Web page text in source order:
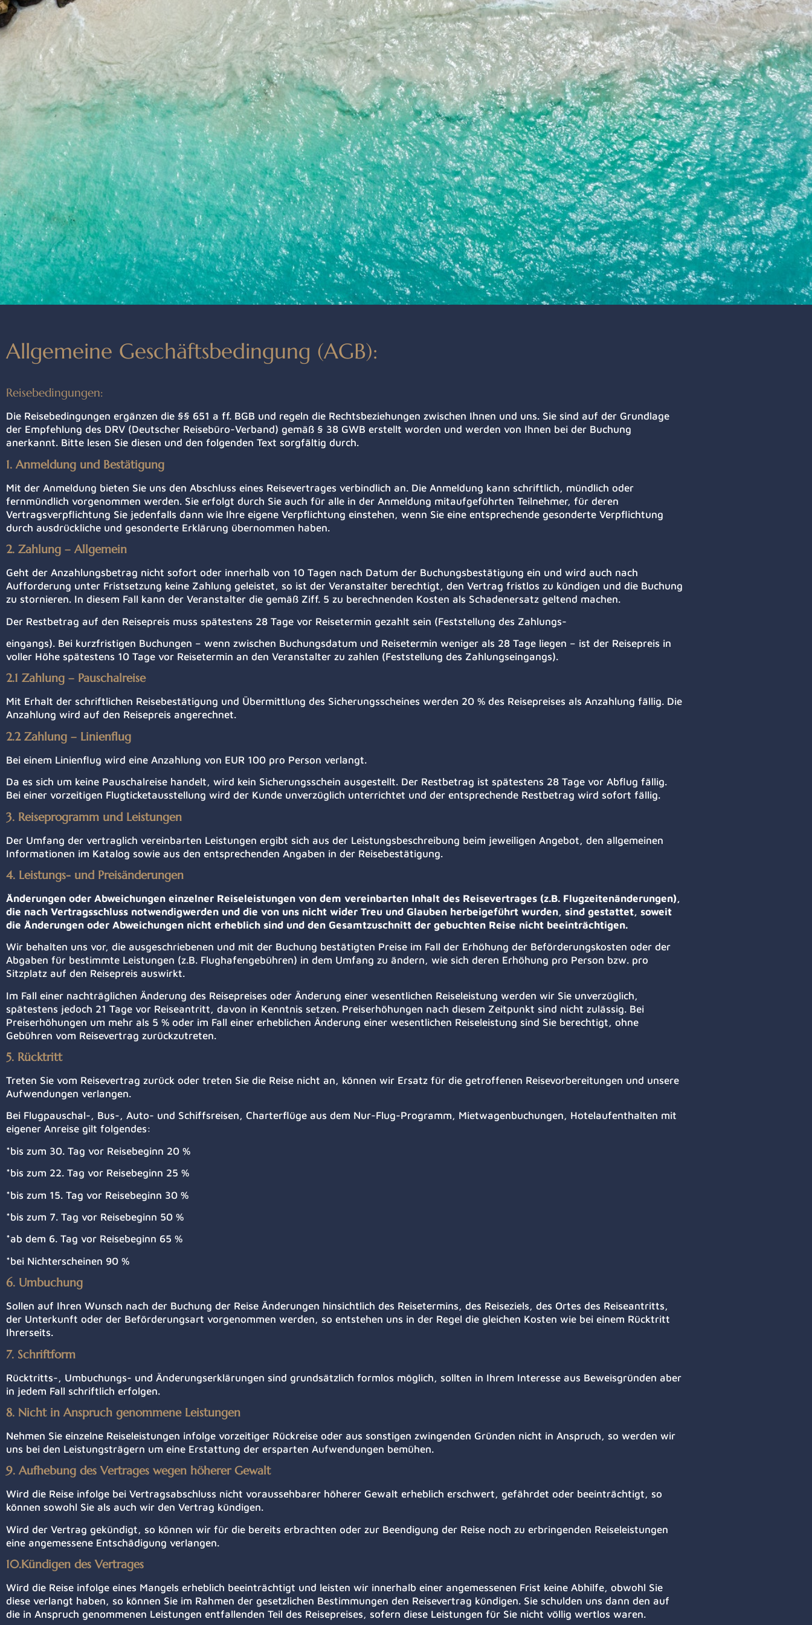
Allgemeine Geschäftsbedingung (AGB):
Reisebedingungen:
Die Reisebedingungen ergänzen die §§ 651 a ff. BGB und regeln die Rechtsbeziehungen zwischen Ihnen und uns. Sie sind auf der Grundlage
der Empfehlung des DRV (Deutscher Reisebüro-Verband) gemäß § 38 GWB erstellt worden und werden von Ihnen bei der Buchung
anerkannt. Bitte lesen Sie diesen und den folgenden Text sorgfältig durch.
1. Anmeldung und Bestätigung
Mit der Anmeldung bieten Sie uns den Abschluss eines Reisevertrages verbindlich an. Die Anmeldung kann schriftlich, mündlich oder
fernmündlich vorgenommen werden. Sie erfolgt durch Sie auch für alle in der Anmeldung mitaufgeführten Teilnehmer, für deren
Vertragsverpflichtung Sie jedenfalls dann wie Ihre eigene Verpflichtung einstehen, wenn Sie eine entsprechende gesonderte Verpflichtung
durch ausdrückliche und gesonderte Erklärung übernommen haben.
2. Zahlung – Allgemein
Geht der Anzahlungsbetrag nicht sofort oder innerhalb von 10 Tagen nach Datum der Buchungsbestätigung ein und wird auch nach
Aufforderung unter Fristsetzung keine Zahlung geleistet, so ist der Veranstalter berechtigt, den Vertrag fristlos zu kündigen und die Buchung
zu stornieren. In diesem Fall kann der Veranstalter die gemäß Ziff. 5 zu berechnenden Kosten als Schadenersatz geltend machen.
Der Restbetrag auf den Reisepreis muss spätestens 28 Tage vor Reisetermin gezahlt sein (Feststellung des Zahlungs-
eingangs). Bei kurzfristigen Buchungen – wenn zwischen Buchungsdatum und Reisetermin weniger als 28 Tage liegen – ist der Reisepreis in
voller Höhe spätestens 10 Tage vor Reisetermin an den Veranstalter zu zahlen (Feststellung des Zahlungseingangs).
2.1 Zahlung – Pauschalreise
Mit Erhalt der schriftlichen Reisebestätigung und Übermittlung des Sicherungsscheines werden 20 % des Reisepreises als Anzahlung fällig. Die
Anzahlung wird auf den Reisepreis angerechnet.
2.2 Zahlung – Linienflug
Bei einem Linienflug wird eine Anzahlung von EUR 100 pro Person verlangt.
Da es sich um keine Pauschalreise handelt, wird kein Sicherungsschein ausgestellt. Der Restbetrag ist spätestens 28 Tage vor Abflug fällig.
Bei einer vorzeitigen Flugticketausstellung wird der Kunde unverzüglich unterrichtet und der entsprechende Restbetrag wird sofort fällig.
3. Reiseprogramm und Leistungen
Der Umfang der vertraglich vereinbarten Leistungen ergibt sich aus der Leistungsbeschreibung beim jeweiligen Angebot, den allgemeinen
Informationen im Katalog sowie aus den entsprechenden Angaben in der Reisebestätigung.
4. Leistungs- und Preisänderungen
Änderungen oder Abweichungen einzelner Reiseleistungen von dem vereinbarten Inhalt des Reisevertrages (z.B. Flugzeitenänderungen),
die nach Vertragsschluss notwendigwerden und die von uns nicht wider Treu und Glauben herbeigeführt wurden, sind gestattet, soweit
die Änderungen oder Abweichungen nicht erheblich sind und den Gesamtzuschnitt der gebuchten Reise nicht beeinträchtigen.
Wir behalten uns vor, die ausgeschriebenen und mit der Buchung bestätigten Preise im Fall der Erhöhung der Beförderungskosten oder der
Abgaben für bestimmte Leistungen (z.B. Flughafengebühren) in dem Umfang zu ändern, wie sich deren Erhöhung pro Person bzw. pro
Sitzplatz auf den Reisepreis auswirkt.
Im Fall einer nachträglichen Änderung des Reisepreises oder Änderung einer wesentlichen Reiseleistung werden wir Sie unverzüglich,
spätestens jedoch 21 Tage vor Reiseantritt, davon in Kenntnis setzen. Preiserhöhungen nach diesem Zeitpunkt sind nicht zulässig. Bei
Preiserhöhungen um mehr als 5 % oder im Fall einer erheblichen Änderung einer wesentlichen Reiseleistung sind Sie berechtigt, ohne
Gebühren vom Reisevertrag zurückzutreten.
5. Rücktritt
Treten Sie vom Reisevertrag zurück oder treten Sie die Reise nicht an, können wir Ersatz für die getroffenen Reisevorbereitungen und unsere
Aufwendungen verlangen.
Bei Flugpauschal-, Bus-, Auto- und Schiffsreisen, Charterflüge aus dem Nur-Flug-Programm, Mietwagenbuchungen, Hotelaufenthalten mit
eigener Anreise gilt folgendes:
*bis zum 30. Tag vor Reisebeginn 20 %
*bis zum 22. Tag vor Reisebeginn 25 %
*bis zum 15. Tag vor Reisebeginn 30 %
*bis zum 7. Tag vor Reisebeginn 50 %
*ab dem 6. Tag vor Reisebeginn 65 %
*bei Nichterscheinen 90 %
6. Umbuchung
Sollen auf Ihren Wunsch nach der Buchung der Reise Änderungen hinsichtlich des Reisetermins, des Reiseziels, des Ortes des Reiseantritts,
der Unterkunft oder der Beförderungsart vorgenommen werden, so entstehen uns in der Regel die gleichen Kosten wie bei einem Rücktritt
Ihrerseits.
7. Schriftform
Rücktritts-, Umbuchungs- und Änderungserklärungen sind grundsätzlich formlos möglich, sollten in Ihrem Interesse aus Beweisgründen aber
in jedem Fall schriftlich erfolgen.
8. Nicht in Anspruch genommene Leistungen
Nehmen Sie einzelne Reiseleistungen infolge vorzeitiger Rückreise oder aus sonstigen zwingenden Gründen nicht in Anspruch, so werden wir
uns bei den Leistungsträgern um eine Erstattung der ersparten Aufwendungen bemühen.
9. Aufhebung des Vertrages wegen höherer Gewalt
Wird die Reise infolge bei Vertragsabschluss nicht voraussehbarer höherer Gewalt erheblich erschwert, gefährdet oder beeinträchtigt, so
können sowohl Sie als auch wir den Vertrag kündigen.
Wird der Vertrag gekündigt, so können wir für die bereits erbrachten oder zur Beendigung der Reise noch zu erbringenden Reiseleistungen
eine angemessene Entschädigung verlangen.
10.Kündigen des Vertrages
Wird die Reise infolge eines Mangels erheblich beeinträchtigt und leisten wir innerhalb einer angemessenen Frist keine Abhilfe, obwohl Sie
diese verlangt haben, so können Sie im Rahmen der gesetzlichen Bestimmungen den Reisevertrag kündigen. Sie schulden uns dann den auf
die in Anspruch genommenen Leistungen entfallenden Teil des Reisepreises, sofern diese Leistungen für Sie nicht völlig wertlos waren.